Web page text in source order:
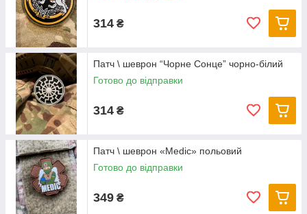
314 ₴
Патч \ шеврон “Чорне Сонце” чорно-білий
Готово до відправки
314 ₴
Патч \ шеврон «Medic» польовий
Готово до відправки
349 ₴